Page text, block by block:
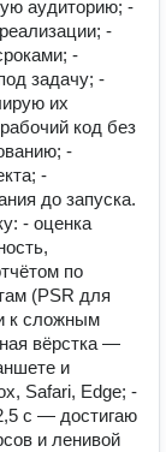
аудиторию; -
-
-
задачу; -
их
код без
-
-
до запуска.
- оценка
по
(PSR для
к сложным
вёрстка —
и
Safari, Edge; -
с — достигаю
и ленивой